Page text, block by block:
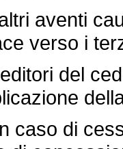
aventi
verso i
del
di